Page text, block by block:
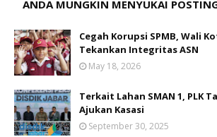
ANDA MUNGKIN MENYUKAI
Cegah Korupsi SPMB, Wali
Tekankan Integritas ASN
May 18, 2026
Terkait Lahan SMAN 1, PLK
Ajukan Kasasi
September 30, 2025